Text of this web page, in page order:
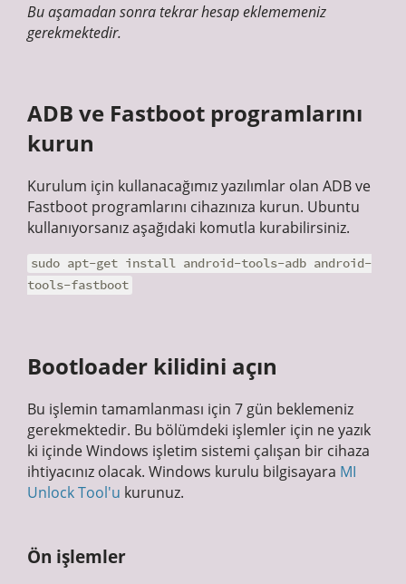
Bu aşamadan sonra tekrar hesap eklememeniz
gerekmektedir.
ADB ve Fastboot programlarını
kurun
Kurulum için kullanacağımız yazılımlar olan ADB ve
Fastboot programlarını cihazınıza kurun. Ubuntu
kullanıyorsanız aşağıdaki komutla kurabilirsiniz.
sudo apt-get install android-tools-adb android-
tools-fastboot
Bootloader kilidini açın
Bu işlemin tamamlanması için 7 gün beklemeniz
gerekmektedir. Bu bölümdeki işlemler için ne yazık
ki içinde Windows işletim sistemi çalışan bir cihaza
ihtiyacınız olacak. Windows kurulu bilgisayara MI
Unlock Tool'u kurunuz.
Ön işlemler